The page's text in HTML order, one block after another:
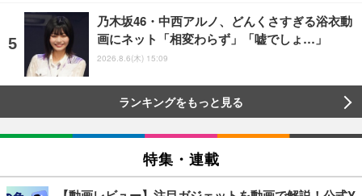
乃木坂46・中西アルノ、どんくさすぎる浴衣動
画にネット「相変わらず」「嘘でしょ…」
2026.8.6(木) 15:09
ランキングをもっと見る
特集・連載